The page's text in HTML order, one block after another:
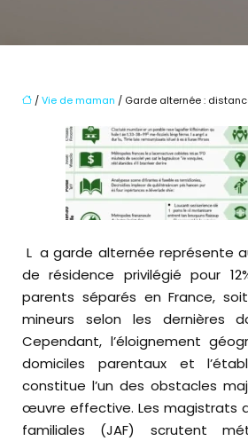
/Vie de maman / Garde alternée :
La garde alternée représente aujourd’hui un mode
de résidence privilégié pour
parents séparés en France,
mineurs selon les dernières
Cependant, l’éloignement
domiciles parentaux et
constitue l’un des obstacles
œuvre effective. Les magistrats
familiales (JAF) scrutent